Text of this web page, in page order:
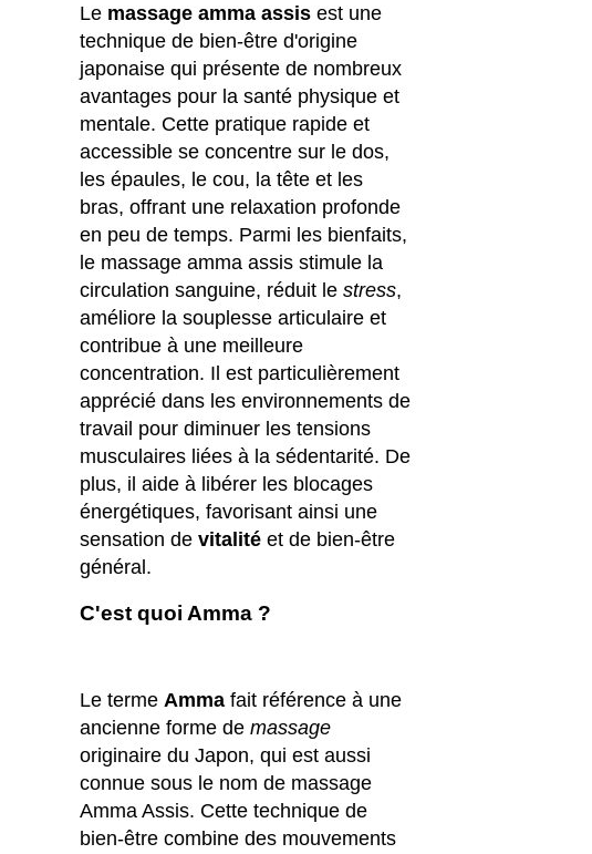
Le massage amma assis est une
technique de bien-être d'origine
japonaise qui présente de nombreux
avantages pour la santé physique et
mentale. Cette pratique rapide et
accessible se concentre sur le dos,
les épaules, le cou, la tête et les
bras, offrant une relaxation profonde
en peu de temps. Parmi les bienfaits,
le massage amma assis stimule la
circulation sanguine, réduit le stress,
améliore la souplesse articulaire et
contribue à une meilleure
concentration. Il est particulièrement
apprécié dans les environnements de
travail pour diminuer les tensions
musculaires liées à la sédentarité. De
plus, il aide à libérer les blocages
énergétiques, favorisant ainsi une
sensation de vitalité et de bien-être
général.
C'est quoi Amma ?
Le terme Amma fait référence à une
ancienne forme de massage
originaire du Japon, qui est aussi
connue sous le nom de massage
Amma Assis. Cette technique de
bien-être combine des mouvements